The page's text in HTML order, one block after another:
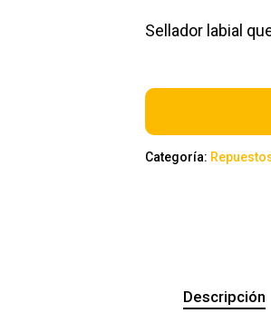
Sellador labial
Categoría:
Descripción